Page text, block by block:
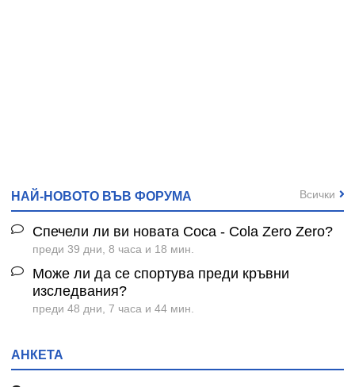
НАЙ-НОВОТО ВЪВ ФОРУМА
Спечели ли ви новата Coca - Cola Zero Zero?
преди 39 дни, 8 часа и 18 мин.
Може ли да се спортува преди кръвни
изследвания?
преди 48 дни, 7 часа и 44 мин.
Всички
АНКЕТА